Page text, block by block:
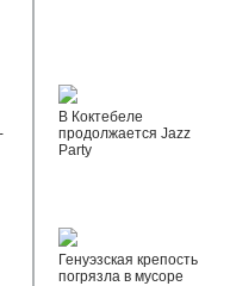
В Коктебеле
продолжается Jazz
Party
Генуэзская крепость
погрязла в мусоре